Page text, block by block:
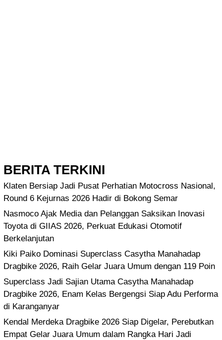
BERITA TERKINI
Klaten Bersiap Jadi Pusat Perhatian Motocross Nasional,
Round 6 Kejurnas 2026 Hadir di Bokong Semar
Nasmoco Ajak Media dan Pelanggan Saksikan Inovasi
Toyota di GIIAS 2026, Perkuat Edukasi Otomotif
Berkelanjutan
Kiki Paiko Dominasi Superclass Casytha Manahadap
Dragbike 2026, Raih Gelar Juara Umum dengan 119 Poin
Superclass Jadi Sajian Utama Casytha Manahadap
Dragbike 2026, Enam Kelas Bergengsi Siap Adu Performa
di Karanganyar
Kendal Merdeka Dragbike 2026 Siap Digelar, Perebutkan
Empat Gelar Juara Umum dalam Rangka Hari Jadi